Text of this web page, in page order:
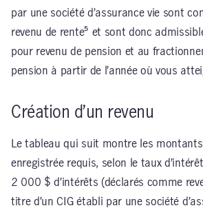
par une société d’assurance vie sont
revenu de rente⁵ et sont donc
pour revenu de pension et au
pension à partir de l’année où vous
Création d’un revenu
Le tableau qui suit montre les montants
enregistrée requis, selon le taux
2 000 $ d’intérêts (déclarés comme
titre d’un CIG établi par une société